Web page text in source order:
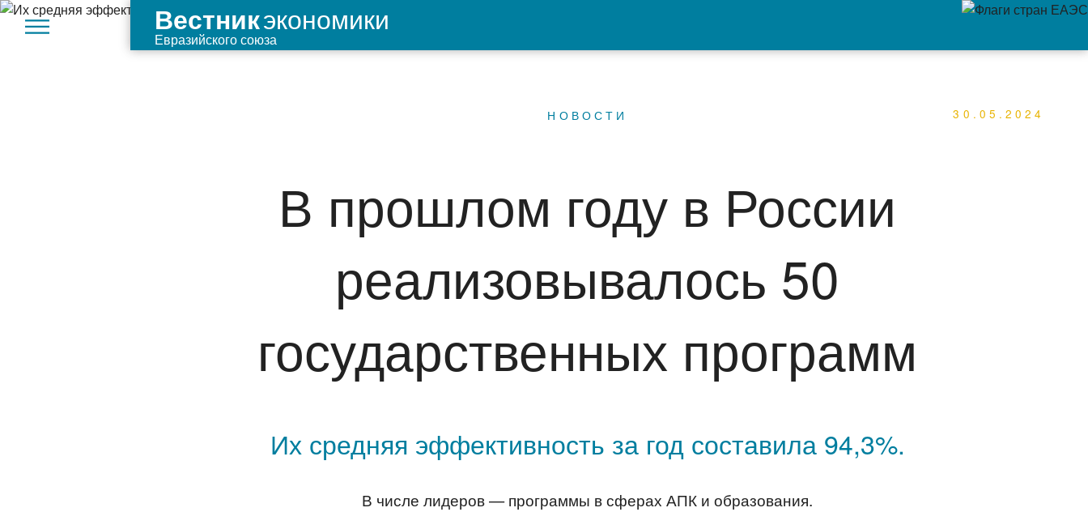
Вестникэкономики
Евразийского союза
НОВОСТИ 30.05.2024
В прошлом году в России
реализовывалось 50
государственных программ
Их средняя эффективность за год составила 94,3%.
В числе лидеров — программы в сферах АПК и образования.